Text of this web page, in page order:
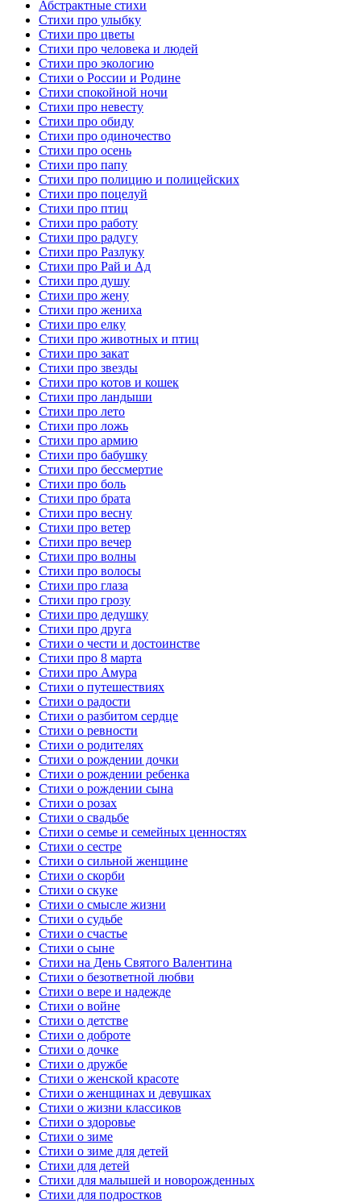
Абстрактные стихи
Стихи про улыбку
Стихи про цветы
Стихи про человека и людей
Стихи про экологию
Стихи о России и Родине
Стихи спокойной ночи
Стихи про невесту
Стихи про обиду
Стихи про одиночество
Стихи про осень
Стихи про папу
Стихи про полицию и полицейских
Стихи про поцелуй
Стихи про птиц
Стихи про работу
Стихи про радугу
Стихи про Разлуку
Стихи про Рай и Ад
Стихи про душу
Стихи про жену
Стихи про жениха
Стихи про елку
Стихи про животных и птиц
Стихи про закат
Стихи про звезды
Стихи про котов и кошек
Стихи про ландыши
Стихи про лето
Стихи про ложь
Стихи про армию
Стихи про бабушку
Стихи про бессмертие
Стихи про боль
Стихи про брата
Стихи про весну
Стихи про ветер
Стихи про вечер
Стихи про волны
Стихи про волосы
Стихи про глаза
Стихи про грозу
Стихи про дедушку
Стихи про друга
Стихи о чести и достоинстве
Стихи про 8 марта
Стихи про Амура
Стихи о путешествиях
Стихи о радости
Стихи о разбитом сердце
Стихи о ревности
Стихи о родителях
Стихи о рождении дочки
Стихи о рождении ребенка
Стихи о рождении сына
Стихи о розах
Стихи о свадьбе
Стихи о семье и семейных ценностях
Стихи о сестре
Стихи о сильной женщине
Стихи о скорби
Стихи о скуке
Стихи о смысле жизни
Стихи о судьбе
Стихи о счастье
Стихи о сыне
Стихи на День Святого Валентина
Стихи о безответной любви
Стихи о вере и надежде
Стихи о войне
Стихи о детстве
Стихи о доброте
Стихи о дочке
Стихи о дружбе
Стихи о женской красоте
Стихи о женщинах и девушках
Стихи о жизни классиков
Стихи о здоровье
Стихи о зиме
Стихи о зиме для детей
Стихи для детей
Стихи для малышей и новорожденных
Стихи для подростков